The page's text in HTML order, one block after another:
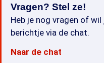
Vragen? Stel ze!
Heb je nog vragen of
berichtje via de chat.
Naar de chat